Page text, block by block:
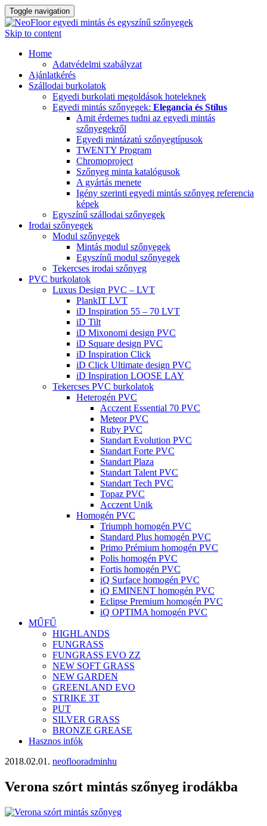
Toggle navigation
Skip to content
Home
Adatvédelmi szabályzat
Ajánlatkérés
Szállodai burkolatok
Egyedi burkolati megoldások hoteleknek
Egyedi mintás szőnyegek: Elegancia és Stílus
Amit érdemes tudni az egyedi mintás
szőnyegekről
Egyedi mintázatú szőnyegtípusok
TWENTY Program
Chromoproject
Szőnyeg minta katalógusok
A gyártás menete
Igény szerinti egyedi mintás szőnyeg referencia
képek
Egyszínű szállodai szőnyegek
Irodai szőnyegek
Modul szőnyegek
Mintás modul szőnyegek
Egyszínű modul szőnyegek
Tekercses irodai szőnyeg
PVC burkolatok
Luxus Design PVC – LVT
PlankIT LVT
iD Inspiration 55 – 70 LVT
iD Tilt
iD Mixonomi design PVC
iD Square design PVC
iD Inspiration Click
iD Click Ultimate design PVC
iD Inspiration LOOSE LAY
Tekercses PVC burkolatok
Heterogén PVC
Acczent Essential 70 PVC
Meteor PVC
Ruby PVC
Standart Evolution PVC
Standart Forte PVC
Standart Plaza
Standart Talent PVC
Standart Tech PVC
Topaz PVC
Acczent Unik
Homogén PVC
Triumph homogén PVC
Standard Plus homogén PVC
Primo Prémium homogén PVC
Polis homogén PVC
Fortis homogén PVC
iQ Surface homogén PVC
iQ EMINENT homogén PVC
Eclipse Premium homogén PVC
iQ OPTIMA homogén PVC
MŰFŰ
HIGHLANDS
FUNGRASS
FUNGRASS EVO ZZ
NEW SOFT GRASS
NEW GARDEN
GREENLAND EVO
STRIKE 3T
PUT
SILVER GRASS
BRONZE GREASE
Hasznos infók
2018.02.01. neoflooradminhu
Verona szórt mintás szőnyeg irodákba